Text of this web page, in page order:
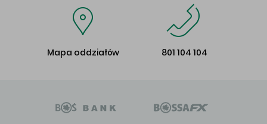
Mapa oddziałów 801 104 104